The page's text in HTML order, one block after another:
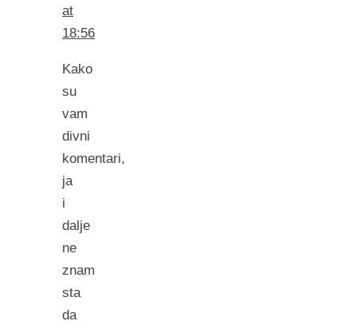
at
18:56
Kako
su
vam
divni
komentari,
ja
i
dalje
ne
znam
sta
da